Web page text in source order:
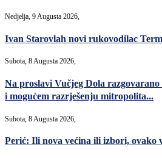
Nedjelja, 9 Augusta 2026,
Ivan Starovlah novi rukovodilac
Subota, 8 Augusta 2026,
Na proslavi Vučjeg Dola
i mogućem razrješenju mitropolita...
Subota, 8 Augusta 2026,
Perić: Ili nova većina ili izbori, ovako